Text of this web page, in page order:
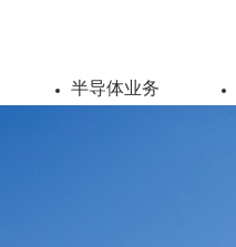
半导体业务